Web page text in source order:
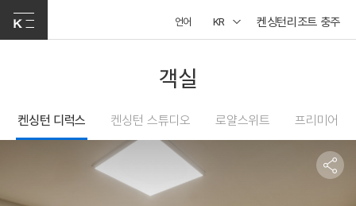
언어 KR 켄싱턴리조트 충주
객실
켄싱턴 디럭스 켄싱턴 스튜디오 로얄스위트 프리미어